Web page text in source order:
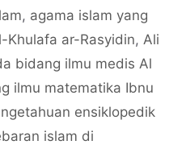
, agama islam yang
Khulafa ar-Rasyidin, Ali
bidang ilmu medis Al
ilmu matematika Ibnu
ensiklopedik
islam di